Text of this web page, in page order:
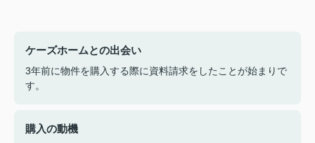
ケーズホームとの出会い
3年前に物件を購入する際に資料請求をしたことが始まりで
す。
購入の動機